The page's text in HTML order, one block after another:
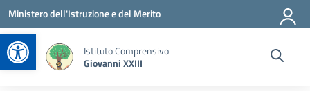
Apri la barra degli strumenti
Vai ai contenuti
Vai al menu di navigazione
Vai al footer
Ministero dell'Istruzione e del Merito
Istituto Comprensivo
Giovanni XXIII